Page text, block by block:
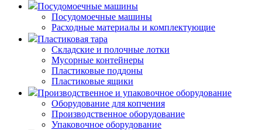
Посудомоечные машины
Посудомоечные машины
Расходные материалы и комплектующие
Пластиковая тара
Складские и полочные лотки
Мусорные контейнеры
Пластиковые поддоны
Пластиковые ящики
Производственное и упаковочное оборудование
Оборудование для копчения
Производственное оборудование
Упаковочное оборудование